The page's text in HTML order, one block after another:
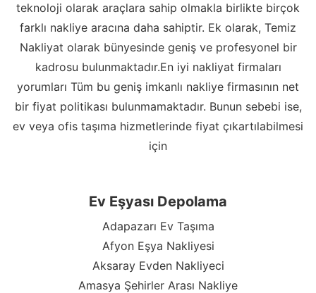
teknoloji olarak araçlara sahip olmakla birlikte birçok
farklı nakliye aracına daha sahiptir. Ek olarak, Temiz
Nakliyat olarak bünyesinde geniş ve profesyonel bir
kadrosu bulunmaktadır.En iyi nakliyat firmaları
yorumları Tüm bu geniş imkanlı nakliye firmasının net
bir fiyat politikası bulunmamaktadır. Bunun sebebi ise,
ev veya ofis taşıma hizmetlerinde fiyat çıkartılabilmesi
için
Ev Eşyası Depolama
Adapazarı Ev Taşıma
Afyon Eşya Nakliyesi
Aksaray Evden Nakliyeci
Amasya Şehirler Arası Nakliye